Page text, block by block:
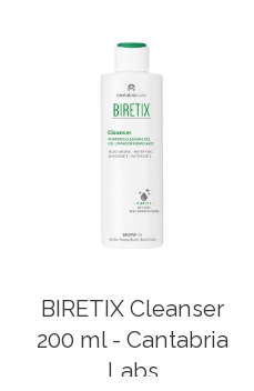
BIRETIX Cleanser
200 ml - Cantabria
Labs